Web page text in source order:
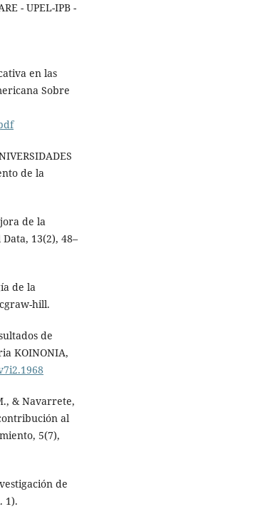
- UPEL-IPB -
en las
Sobre
de la
de la
13(2), 48–
de la
hill.
de
KOINONIA,
& Navarrete,
al
5(7),
de
1).